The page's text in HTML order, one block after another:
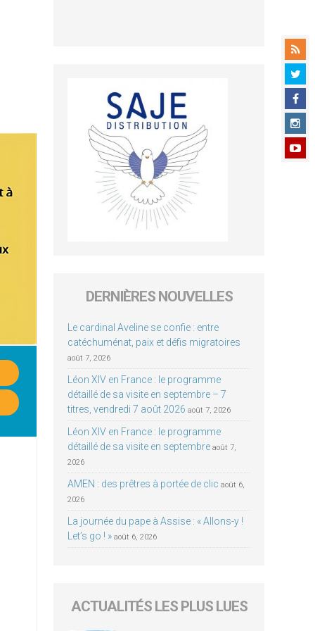
DERNIÈRES NOUVELLES
Le cardinal Aveline se confie : entre
catéchuménat, paix et défis migratoires
août 7, 2026
Léon XIV en France : le programme
détaillé de sa visite en septembre – 7
titres, vendredi 7 août 2026 août 7, 2026
Léon XIV en France : le programme
détaillé de sa visite en septembre août 7,
2026
AMEN : des prêtres à portée de clic août 6,
2026
La journée du pape à Assise : « Allons-y !
Let’s go ! » août 6, 2026
ACTUALITÉS LES PLUS LUES